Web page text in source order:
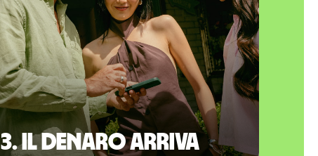
3. Il denaro arriva